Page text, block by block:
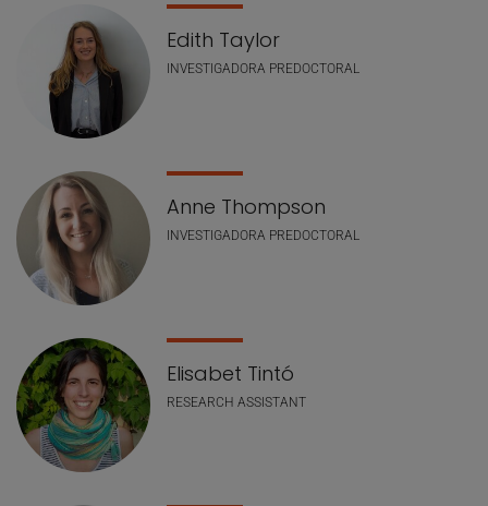
Edith Taylor
INVESTIGADORA PREDOCTORAL
Anne Thompson
INVESTIGADORA PREDOCTORAL
Elisabet Tintó
RESEARCH ASSISTANT